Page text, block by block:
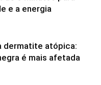
e a energia
dermatite atópica:
é mais afetada